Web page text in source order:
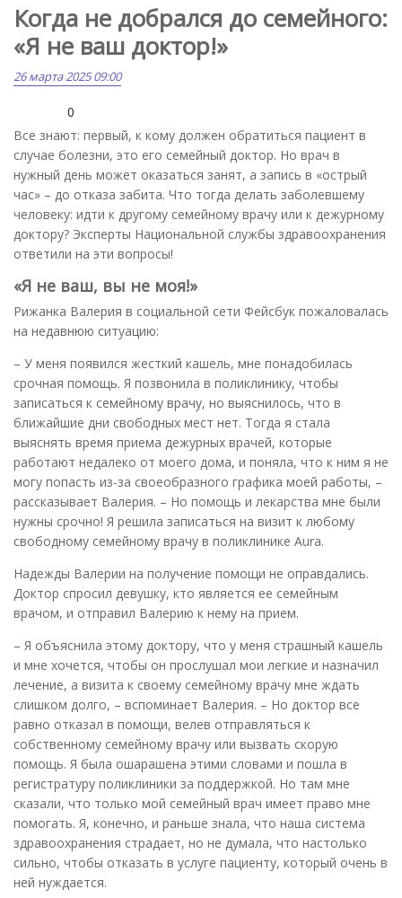
Когда не добрался до семейного:
«Я не ваш доктор!»
26 марта 2025 09:00
0
Все знают: первый, к кому должен обратиться пациент в
случае болезни, это его семейный доктор. Но врач в
нужный день может оказаться занят, а запись в «острый
час» – до отказа забита. Что тогда делать заболевшему
человеку: идти к другому семейному врачу или к дежурному
доктору? Эксперты Национальной службы здравоохранения
ответили на эти вопросы!
«Я не ваш, вы не моя!»
Рижанка Валерия в социальной сети Фейсбук пожаловалась
на недавнюю ситуацию:
– У меня появился жесткий кашель, мне понадобилась
срочная помощь. Я позвонила в поликлинику, чтобы
записаться к семейному врачу, но выяснилось, что в
ближайшие дни свободных мест нет. Тогда я стала
выяснять время приема дежурных врачей, которые
работают недалеко от моего дома, и поняла, что к ним я не
могу попасть из-за своеобразного графика моей работы, –
рассказывает Валерия. – Но помощь и лекарства мне были
нужны срочно! Я решила записаться на визит к любому
свободному семейному врачу в поликлинике Aura.
Надежды Валерии на получение помощи не оправдались.
Доктор спросил девушку, кто является ее семейным
врачом, и отправил Валерию к нему на прием.
– Я объяснила этому доктору, что у меня страшный кашель
и мне хочется, чтобы он прослушал мои легкие и назначил
лечение, а визита к своему семейному врачу мне ждать
слишком долго, – вспоминает Валерия. – Но доктор все
равно отказал в помощи, велев отправляться к
собственному семейному врачу или вызвать скорую
помощь. Я была ошарашена этими словами и пошла в
регистратуру поликлиники за поддержкой. Но там мне
сказали, что только мой семейный врач имеет право мне
помогать. Я, конечно, и раньше знала, что наша система
здравоохранения страдает, но не думала, что настолько
сильно, чтобы отказать в услуге пациенту, который очень в
ней нуждается.